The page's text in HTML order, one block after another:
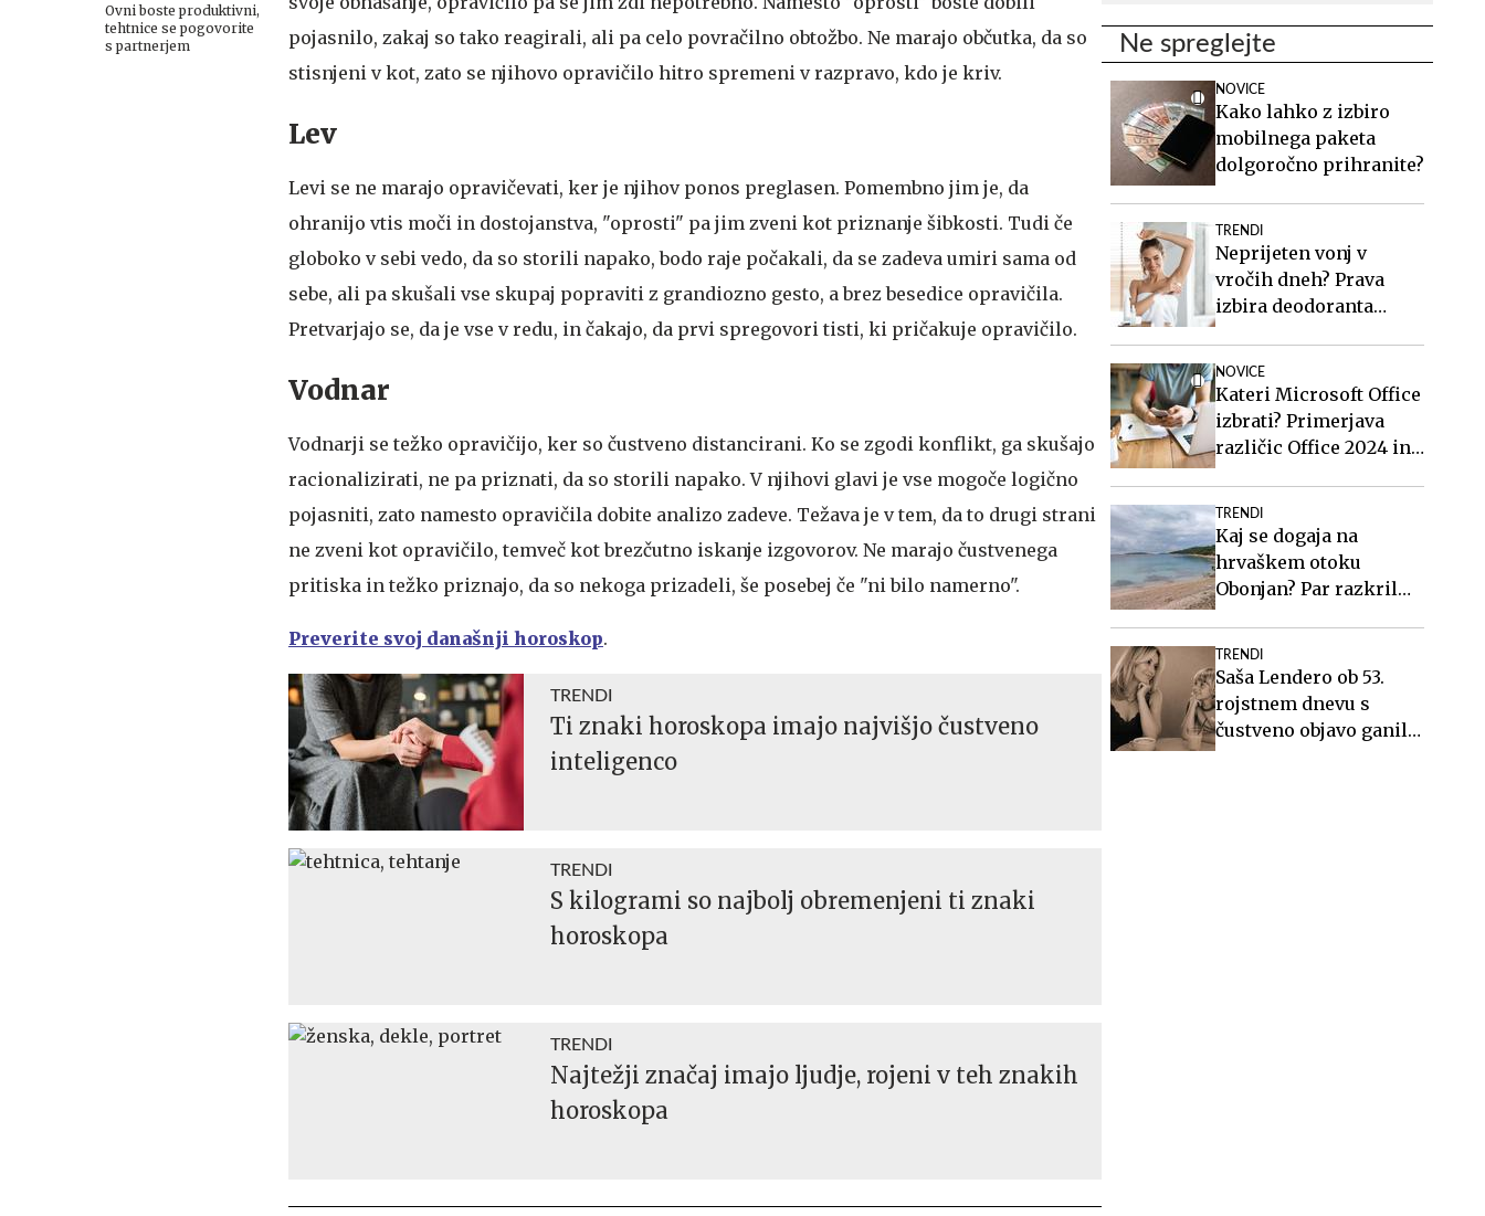
Ovni boste produktivni,
tehtnice se pogovorite
s partnerjem
pojasnilo, zakaj so tako reagirali, ali pa celo povračilno obtožbo. Ne marajo občutka, da so
stisnjeni v kot, zato se njihovo opravičilo hitro spremeni v razpravo, kdo je kriv.
Lev
Levi se ne marajo opravičevati, ker je njihov ponos preglasen. Pomembno jim je, da
ohranijo vtis moči in dostojanstva, "oprosti" pa jim zveni kot priznanje šibkosti. Tudi če
globoko v sebi vedo, da so storili napako, bodo raje počakali, da se zadeva umiri sama od
sebe, ali pa skušali vse skupaj popraviti z grandiozno gesto, a brez besedice opravičila.
Pretvarjajo se, da je vse v redu, in čakajo, da prvi spregovori tisti, ki pričakuje opravičilo.
Vodnar
Vodnarji se težko opravičijo, ker so čustveno distancirani. Ko se zgodi konflikt, ga skušajo
racionalizirati, ne pa priznati, da so storili napako. V njihovi glavi je vse mogoče logično
pojasniti, zato namesto opravičila dobite analizo zadeve. Težava je v tem, da to drugi strani
ne zveni kot opravičilo, temveč kot brezčutno iskanje izgovorov. Ne marajo čustvenega
pritiska in težko priznajo, da so nekoga prizadeli, še posebej če "ni bilo namerno".
Preverite svoj današnji horoskop.
TRENDI
Ti znaki horoskopa imajo najvišjo čustveno
inteligenco
TRENDI
S kilogrami so najbolj obremenjeni ti znaki
horoskopa
TRENDI
Najtežji značaj imajo ljudje, rojeni v teh znakih
horoskopa
Ne spreglejte
NOVICE
Kako lahko z izbiro
mobilnega paketa
dolgoročno prihranite?
TRENDI
Neprijeten vonj v
vročih dneh? Prava
izbira deodoranta
NOVICE
Kateri Microsoft Office
izbrati? Primerjava
različic Office 2024 in
TRENDI
Kaj se dogaja na
hrvaškem otoku
Obonjan? Par razkril
dogodku za svingerje.
TRENDI
Saša Lendero ob 53.
rojstnem dnevu s
čustveno objavo ganila